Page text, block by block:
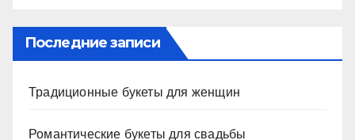
Последние записи
Традиционные букеты для женщин
Романтические букеты для свадьбы